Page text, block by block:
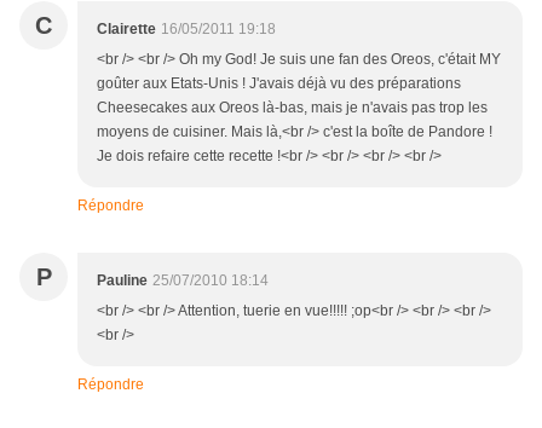
C Clairette 16/05/2011 19:18
<br /> <br /> Oh my God! Je suis une fan des Oreos, c'était MY
goûter aux Etats-Unis ! J'avais déjà vu des préparations
Cheesecakes aux Oreos là-bas, mais je n'avais pas trop les
moyens de cuisiner. Mais là,<br /> c'est la boîte de Pandore !
Je dois refaire cette recette !<br /> <br /> <br /> <br />
Répondre
P Pauline 25/07/2010 18:14
<br /> <br /> Attention, tuerie en vue!!!!! ;op<br /> <br /> <br />
<br />
Répondre